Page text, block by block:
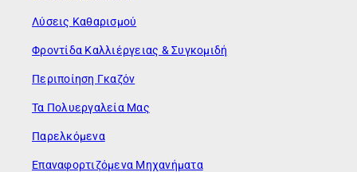
Λύσεις Καθαρισμού
Φροντίδα Καλλιέργειας & Συγκομιδή
Περιποίηση Γκαζόν
Τα Πολυεργαλεία Μας
Παρελκόμενα
Επαναφορτιζόμενα Μηχανήματα